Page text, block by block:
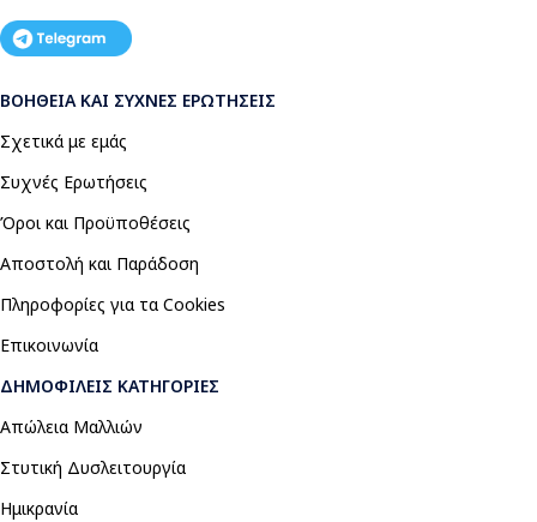
ΒΟΉΘΕΙΑ ΚΑΙ ΣΥΧΝΈΣ ΕΡΩΤΉΣΕΙΣ
Σχετικά με εμάς
Συχνές Ερωτήσεις
Όροι και Προϋποθέσεις
Αποστολή και Παράδοση
Πληροφορίες για τα Cookies
Επικοινωνία
ΔΗΜΟΦΙΛΕΊΣ ΚΑΤΗΓΟΡΊΕΣ
Απώλεια Μαλλιών
Στυτική Δυσλειτουργία
Ημικρανία